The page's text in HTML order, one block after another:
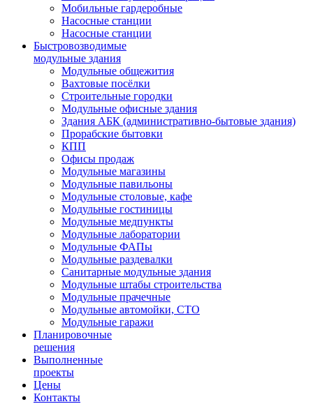
Мобильные гардеробные
Насосные станции
Насосные станции
Быстровозводимые
модульные здания
Модульные общежития
Вахтовые посёлки
Строительные городки
Модульные офисные здания
Здания АБК (административно-бытовые здания)
Прорабские бытовки
КПП
Офисы продаж
Модульные магазины
Модульные павильоны
Модульные столовые, кафе
Модульные гостиницы
Модульные медпункты
Модульные лаборатории
Модульные ФАПы
Модульные раздевалки
Санитарные модульные здания
Модульные штабы строительства
Модульные прачечные
Модульные автомойки, СТО
Модульные гаражи
Планировочные
решения
Выполненные
проекты
Цены
Контакты